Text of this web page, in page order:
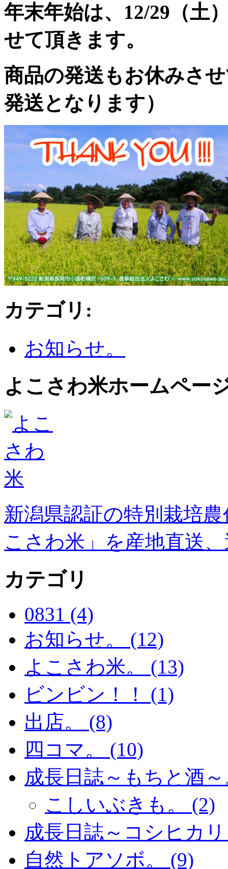
年末年始は、12/29（土
せて頂きます。
商品の発送もお休みさ
発送となります）
カテゴリ :
お知らせ。
よこさわ米ホームペー
新潟県認証の特別栽培
こさわ米」を産地直送
カテゴリ
0831 (4)
お知らせ。 (12)
よこさわ米。 (13)
ビンビン！！ (1)
出店。 (8)
四コマ。 (10)
成長日誌～もちと酒
こしいぶきも。 (2)
成長日誌～コシヒカ
自然トアソボ。 (9)